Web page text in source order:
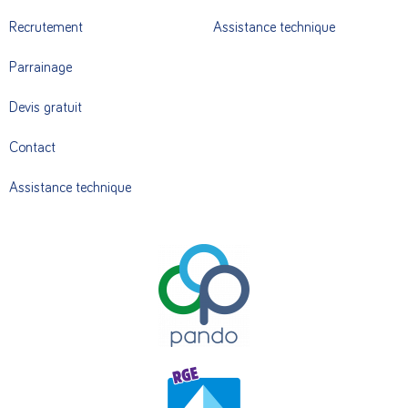
Recrutement
Parrainage
Devis gratuit
Contact
Assistance technique
Assistance technique